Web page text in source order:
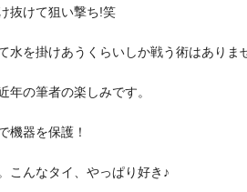
抜けて狙い撃ち!笑
を掛けあうくらいしか戦う術はありま
の筆者の楽しみです。
機器を保護！
こんなタイ、やっぱり好き♪